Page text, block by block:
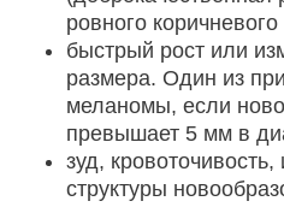
ровного коричневого
быстрый рост или
размера. Один из
меланомы, если
превышает 5 мм в
зуд,
структуры